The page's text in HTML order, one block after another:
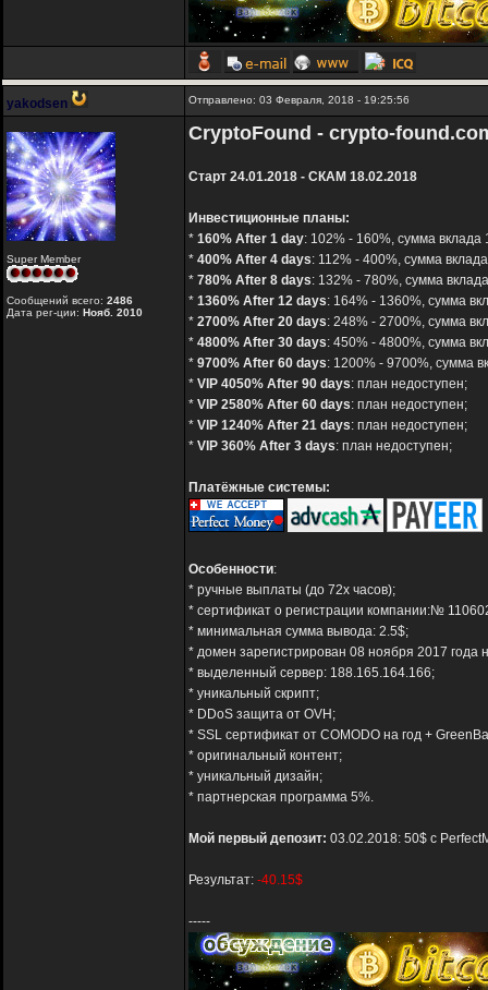
yakodsen Отправлено: 03 Февраля, 2018 - 19:25:56
Super Member
Сообщений всего: 2486
Дата рег-ции: Нояб. 2010
CryptoFound - crypto-
Старт 24.01.2018 - СКАМ 18.02.2018
Инвестиционные планы:
* 160% After 1 day: 102% - 160%, сумма вклада
* 400% After 4 days: 112% - 400%, сумма
* 780% After 8 days: 132% - 780%, сумма
* 1360% After 12 days: 164% - 1360%, сумма
* 2700% After 20 days: 248% - 2700%, сумма
* 4800% After 30 days: 450% - 4800%, сумма
* 9700% After 60 days: 1200% - 9700%, сумма
* VIP 4050% After 90 days: план недоступен;
* VIP 2580% After 60 days: план недоступен;
* VIP 1240% After 21 days: план недоступен;
* VIP 360% After 3 days: план недоступен;
Платёжные системы:
Особенности:
* ручные выплаты (до 72х часов);
* сертификат о регистрации компании:№
* минимальная сумма вывода: 2.5$;
* домен зарегистрирован 08 ноября 2017 года
* выделенный сервер: 188.165.164.166;
* уникальный скрипт;
* DDoS защита от OVH;
* SSL сертификат от COMODO на год +
* оригинальный контент;
* уникальный дизайн;
* партнерская программа 5%.
Мой первый депозит: 03.02.2018: 50$ с
Результат: -40.15$
-----